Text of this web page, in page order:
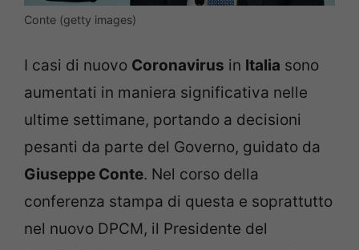
Conte (getty images)
I casi di nuovo Coronavirus in Italia sono
aumentati in maniera significativa nelle
ultime settimane, portando a decisioni
pesanti da parte del Governo, guidato da
Giuseppe Conte. Nel corso della
conferenza stampa di questa e soprattutto
nel nuovo DPCM, il Presidente del